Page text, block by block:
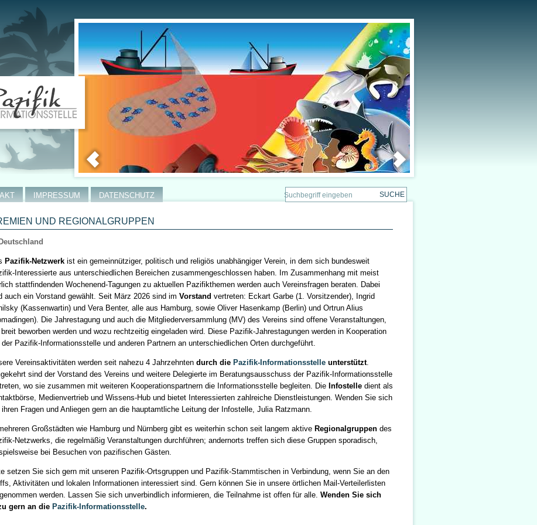
UND REGIONALGRUPPEN
Pazifik-Netzwerk ist ein gemeinnütziger, politisch und religiös unabhängiger Verein, in dem sich bundesweit
Interessierte aus unterschiedlichen Bereichen zusammengeschlossen haben. Im Zusammenhang mit meist
stattfindenden Wochenend-Tagungen zu aktuellen Pazifikthemen werden auch Vereinsfragen beraten. Dabei
auch ein Vorstand gewählt. Seit März 2026 sind im Vorstand vertreten: Eckart Garbe (1. Vorsitzender), Ingrid
(Kassenwartin) und Vera Benter, alle aus Hamburg, sowie Oliver Hasenkamp (Berlin) und Ortrun Alius
Die Jahrestagung und auch die Mitgliederversammlung (MV) des Vereins sind offene Veranstaltungen,
beworben werden und wozu rechtzeitig eingeladen wird. Diese Pazifik-Jahrestagungen werden in Kooperation
Pazifik-Informationsstelle und anderen Partnern an unterschiedlichen Orten durchgeführt.
Vereinsaktivitäten werden seit nahezu 4 Jahrzehnten durch die Pazifik-Informationsstelle unterstützt.
sind der Vorstand des Vereins und weitere Delegierte im Beratungsausschuss der Pazifik-Informationsstelle
wo sie zusammen mit weiteren Kooperationspartnern die Informationsstelle begleiten. Die Infostelle dient als
Medienvertrieb und Wissens-Hub und bietet Interessierten zahlreiche Dienstleistungen. Wenden Sie sich
Fragen und Anliegen gern an die hauptamtliche Leitung der Infostelle, Julia Ratzmann.
Großstädten wie Hamburg und Nürnberg gibt es weiterhin schon seit langem aktive Regionalgruppen des
Netzwerks, die regelmäßig Veranstaltungen durchführen; andernorts treffen sich diese Gruppen sporadisch,
bei Besuchen von pazifischen Gästen.
setzen Sie sich gern mit unseren Pazifik-Ortsgruppen und Pazifik-Stammtischen in Verbindung, wenn Sie an den
Aktivitäten und lokalen Informationen interessiert sind. Gern können Sie in unsere örtlichen Mail-Verteilerlisten
werden. Lassen Sie sich unverbindlich informieren, die Teilnahme ist offen für alle. Wenden Sie sich
gern an die Pazifik-Informationsstelle.
IMPRESSUM DATENSCHUTZ